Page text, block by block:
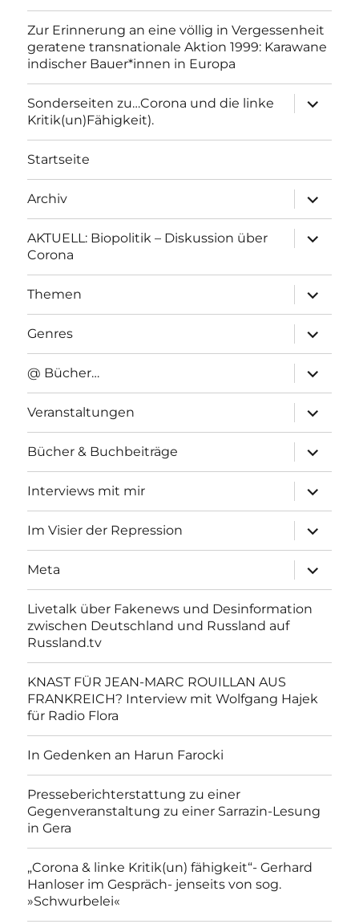
Zur Erinnerung an eine völlig in Vergessenheit
geratene transnationale Aktion 1999: Karawane
indischer Bauer*innen in Europa
Sonderseiten zu…Corona und die linke
Kritik(un)Fähigkeit).
anzeigen
Startseite
Archiv
anzeigen
AKTUELL: Biopolitik – Diskussion über
Corona
anzeigen
Themen
anzeigen
Genres
anzeigen
@ Bücher…
anzeigen
Veranstaltungen
anzeigen
Bücher & Buchbeiträge
anzeigen
Interviews mit mir
anzeigen
Im Visier der Repression
anzeigen
Meta
anzeigen
Livetalk über Fakenews und Desinformation
zwischen Deutschland und Russland auf
Russland.tv
KNAST FÜR JEAN-MARC ROUILLAN AUS
FRANKREICH? Interview mit Wolfgang Hajek
für Radio Flora
In Gedenken an Harun Farocki
Presseberichterstattung zu einer
Gegenveranstaltung zu einer Sarrazin-Lesung
in Gera
„Corona & linke Kritik(un) fähigkeit“- Gerhard
Hanloser im Gespräch- jenseits von sog.
»Schwurbelei«